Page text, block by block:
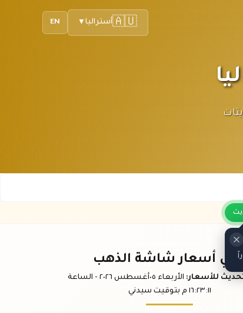
EN 🇦🇺أستراليا ▼
تحديثات
أسعار شاشة الذهب
للأسعار: الأربعاء ٠٥ أغسطس ٢٠٢٦ -
الساعة
١٦:٢٣:١١ م بتوقيت سيدني